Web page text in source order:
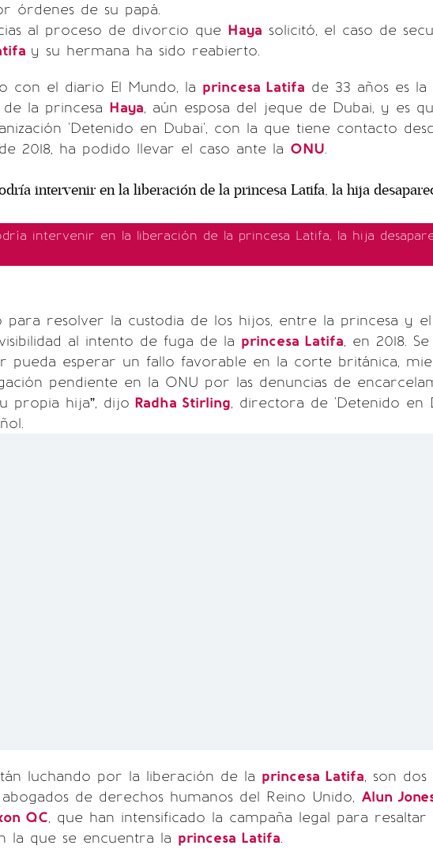
órdenes de su papá.
al proceso de divorcio que Haya solicitó, el caso de
y su hermana ha sido reabierto.
con el diario El Mundo, la princesa Latifa de 33 años es la
la princesa Haya, aún esposa del jeque de Dubai, y es
'Detenido en Dubai', con la que tiene contacto
2018, ha podido llevar el caso ante la ONU.
intervenir en la liberación de la princesa Latifa, la hija
para resolver la custodia de los hijos, entre la princesa y
al intento de fuga de la princesa Latifa, en 2018.
pueda esperar un fallo favorable en la corte británica,
pendiente en la ONU por las denuncias de
propia hija”, dijo Radha Stirling, directora de 'Detenido en
luchando por la liberación de la princesa Latifa, son dos
de derechos humanos del Reino Unido, Alun
QC, que han intensificado la campaña legal para resaltar
la que se encuentra la princesa Latifa.